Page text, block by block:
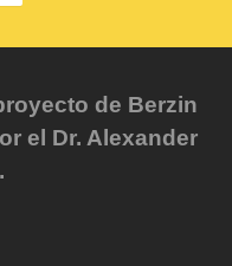
de Berzin
el Dr. Alexander